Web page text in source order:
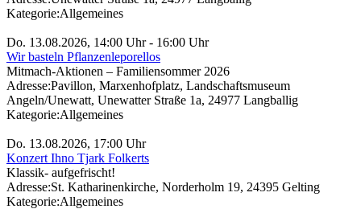
Kategorie:Allgemeines
Do. 13.08.2026, 14:00 Uhr - 16:00 Uhr
Wir basteln Pflanzenleporellos
Mitmach-Aktionen – Familiensommer 2026
Adresse:Pavillon, Marxenhofplatz, Landschaftsmuseum
Angeln/Unewatt, Unewatter Straße 1a, 24977 Langballig
Kategorie:Allgemeines
Do. 13.08.2026, 17:00 Uhr
Konzert Ihno Tjark Folkerts
Klassik- aufgefrischt!
Adresse:St. Katharinenkirche, Norderholm 19, 24395 Gelting
Kategorie:Allgemeines